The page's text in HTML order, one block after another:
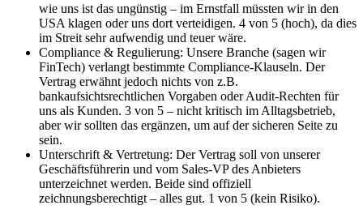
wie uns ist das ungünstig – im Ernstfall müssten wir in den
USA klagen oder uns dort verteidigen. 4 von 5 (hoch), da dies
im Streit sehr aufwendig und teuer wäre.
Compliance & Regulierung: Unsere Branche (sagen wir
FinTech) verlangt bestimmte Compliance-Klauseln. Der
Vertrag erwähnt jedoch nichts von z.B.
bankaufsichtsrechtlichen Vorgaben oder Audit-Rechten für
uns als Kunden. 3 von 5 – nicht kritisch im Alltagsbetrieb,
aber wir sollten das ergänzen, um auf der sicheren Seite zu
sein.
Unterschrift & Vertretung: Der Vertrag soll von unserer
Geschäftsführerin und vom Sales-VP des Anbieters
unterzeichnet werden. Beide sind offiziell
zeichnungsberechtigt – alles gut. 1 von 5 (kein Risiko).